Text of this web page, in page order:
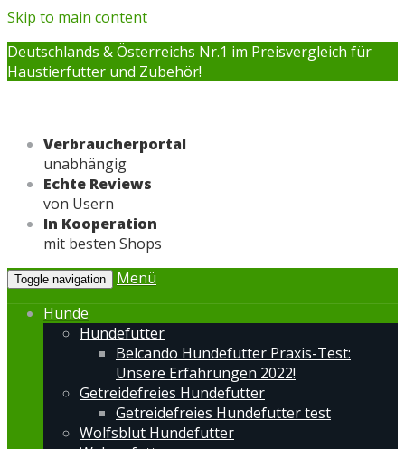
Skip to main content
Deutschlands & Österreichs Nr.1 im Preisvergleich für
Haustierfutter und Zubehör!
Verbraucherportal
unabhängig
Echte Reviews
von Usern
In Kooperation
mit besten Shops
Toggle navigation
Menü
Hunde
Hundefutter
Belcando Hundefutter Praxis-Test:
Unsere Erfahrungen 2022!
Getreidefreies Hundefutter
Getreidefreies Hundefutter test
Wolfsblut Hundefutter